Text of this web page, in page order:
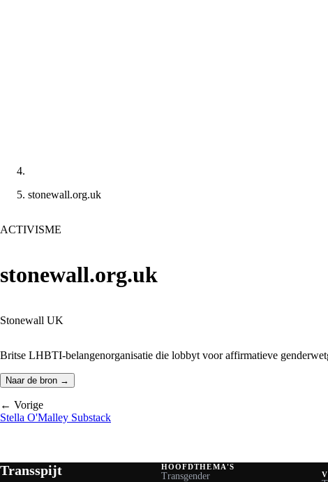
stonewall.org.uk
ACTIVISME
stonewall.org.uk
Stonewall UK
Britse LHBTI-belangenorganisatie die lobbyt voor affirmatieve
Naar de bron →
← Vorige
Stella O'Malley Substack
Transspijt HOOFDTHEMA'S
Transgender